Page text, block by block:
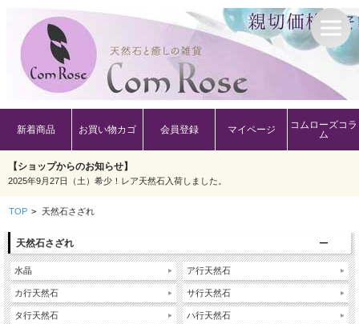
新着商品 お買い物カゴ 会員登録 マイページ
コムローズコラ
ム
【ショップからのお知らせ】
2025年9月27日（土）希少！レア天然石入荷しました。
TOP > 天然石さざれ
天然石さざれ
水晶
カ行天然石
タ行天然石
ア行天然石
サ行天然石
ハ行天然石